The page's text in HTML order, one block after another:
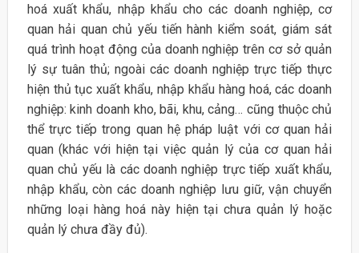
hoá xuất khẩu, nhập khẩu cho các doanh nghiệp, cơ
quan hải quan chủ yếu tiến hành kiểm soát, giám sát
quá trình hoạt động của doanh nghiệp trên cơ sở quản
lý sự tuân thủ; ngoài các doanh nghiệp trực tiếp thực
hiện thủ tục xuất khẩu, nhập khẩu hàng hoá, các doanh
nghiệp: kinh doanh kho, bãi, khu, cảng… cũng thuộc chủ
thể trực tiếp trong quan hệ pháp luật với cơ quan hải
quan (khác với hiện tại việc quản lý của cơ quan hải
quan chủ yếu là các doanh nghiệp trực tiếp xuất khẩu,
nhập khẩu, còn các doanh nghiệp lưu giữ, vận chuyển
những loại hàng hoá này hiện tại chưa quản lý hoặc
quản lý chưa đầy đủ).